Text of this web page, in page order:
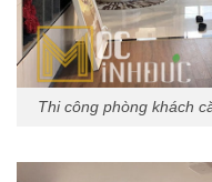
Thi công phòng khách